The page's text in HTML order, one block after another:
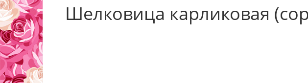
Шелковица карликовая